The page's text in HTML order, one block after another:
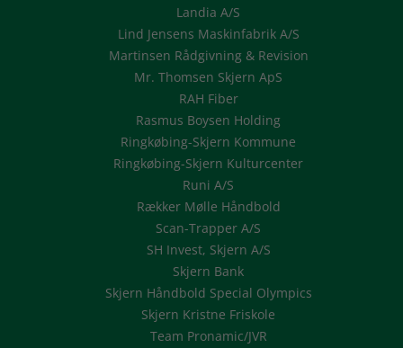
Landia A/S
Lind Jensens Maskinfabrik A/S
Martinsen Rådgivning & Revision
Mr. Thomsen Skjern ApS
RAH Fiber
Rasmus Boysen Holding
Ringkøbing-Skjern Kommune
Ringkøbing-Skjern Kulturcenter
Runi A/S
Rækker Mølle Håndbold
Scan-Trapper A/S
SH Invest, Skjern A/S
Skjern Bank
Skjern Håndbold Special Olympics
Skjern Kristne Friskole
Team Pronamic/JVR